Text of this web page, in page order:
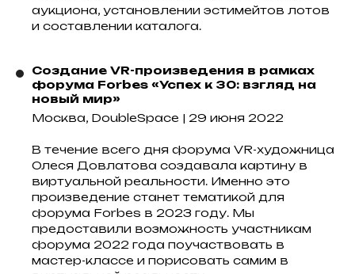
аукциона, установлении эстимейтов лотов
и составлении каталога.
Создание VR-произведения в рамках
форума Forbes «Успех к 30: взгляд на
новый мир»
Москва, DoubleSpace | 29 июня 2022
В течение всего дня форума VR-художница
Олеся Довлатова создавала картину в
виртуальной реальности. Именно это
произведение станет тематикой для
форума Forbes в 2023 году. Мы
предоставили возможность участникам
форума 2022 года поучаствовать в
мастер-классе и порисовать самим в